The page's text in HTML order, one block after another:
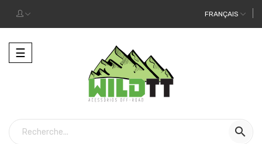
FRANÇAIS
Toggle
navigation
☰
